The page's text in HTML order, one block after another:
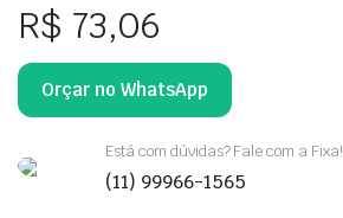
R$ 73,06
Orçar no WhatsApp
Está com dúvidas? Fale com a Fixa!
(11) 99966-1565